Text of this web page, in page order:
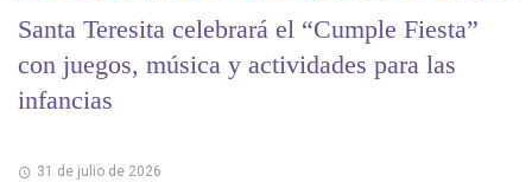
Santa Teresita celebrará el “Cumple Fiesta”
con juegos, música y actividades para las
infancias
31 de julio de 2026